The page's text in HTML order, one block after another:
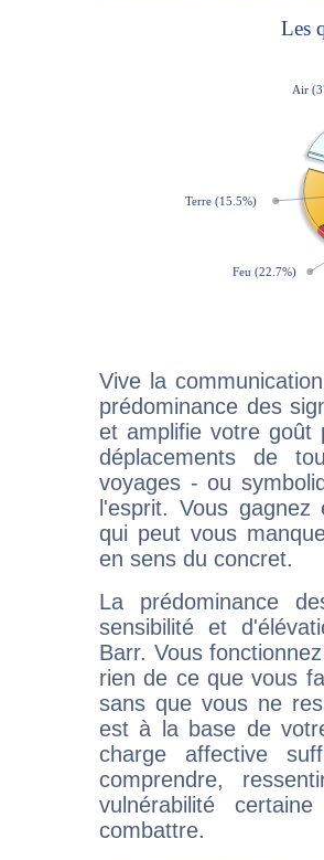
Vive la
prédominance des
et amplifie votre goût
déplacements de
voyages - ou
l'esprit. Vous
qui peut vous
en sens du concret.
La prédominance
sensibilité et
Barr. Vous
rien de ce que vous
sans que vous ne
est à la base de
charge affective
comprendre,
vulnérabilité
combattre.